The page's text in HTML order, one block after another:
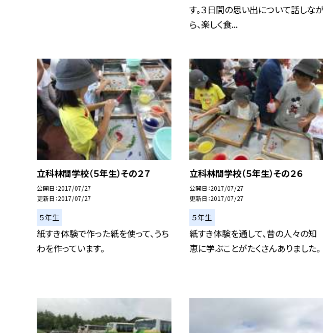
す。３日間の思い出について話しな
ら、楽しく食...
立科林間学校（５年生）その２７
公開日 2017/07/27
更新日 2017/07/27
５年生
紙すき体験で作った紙を使って、うち
わを作っています。
立科林間学校（５年生）その２６
公開日 2017/07/27
更新日 2017/07/27
５年生
紙すき体験を通して、昔の人々の知
恵に学ぶことがたくさんありました。